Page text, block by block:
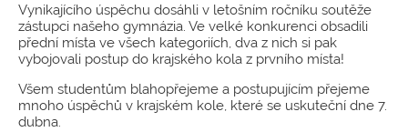
Vynikajícího úspěchu dosáhli v letošním ročníku soutěže
zástupci našeho gymnázia. Ve velké konkurenci obsadili
přední místa ve všech kategoriích, dva z nich si pak
vybojovali postup do krajského kola z prvního místa!
Všem studentům blahopřejeme a postupujícím přejeme
mnoho úspěchů v krajském kole, které se uskuteční dne 7.
dubna.